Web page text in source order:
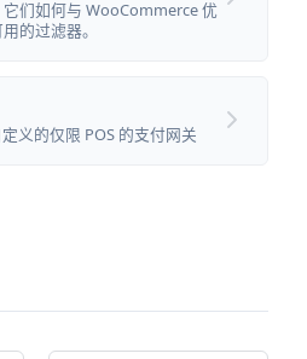
们如何与 WooCommerce 优
的过滤器。
义的仅限 POS 的支付网关